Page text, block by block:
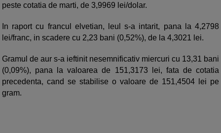
peste cotatia de marti, de 3,9969 lei/dolar.
In raport cu francul elvetian, leul s-a intarit, pana la 4,2798
lei/franc, in scadere cu 2,23 bani (0,52%), de la 4,3021 lei.
Gramul de aur s-a ieftinit nesemnificativ miercuri cu 13,31 bani
(0,09%), pana la valoarea de 151,3173 lei, fata de cotatia
precedenta, cand se stabilise o valoare de 151,4504 lei pe
gram.